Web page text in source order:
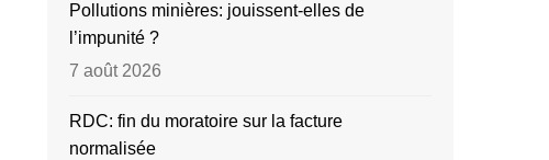
Pollutions minières: jouissent-elles de
l’impunité ?
7 août 2026
RDC: fin du moratoire sur la facture
normalisée